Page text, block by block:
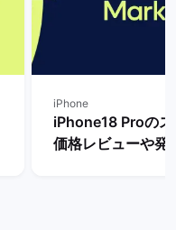
iPhone
iPhone18 Proの
価格レビューや発